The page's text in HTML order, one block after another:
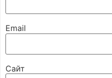
Email
Сайт